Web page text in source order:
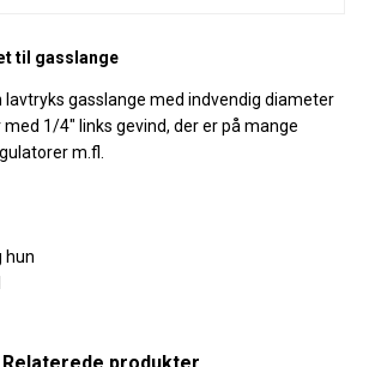
til gasslange
lavtryks gasslange med indvendig diameter
1/4" links gevind, der er på mange
m.fl.
hun
Relaterede produkter